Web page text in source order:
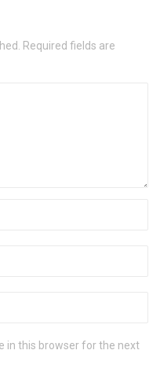
Required fields are
in this browser for the next